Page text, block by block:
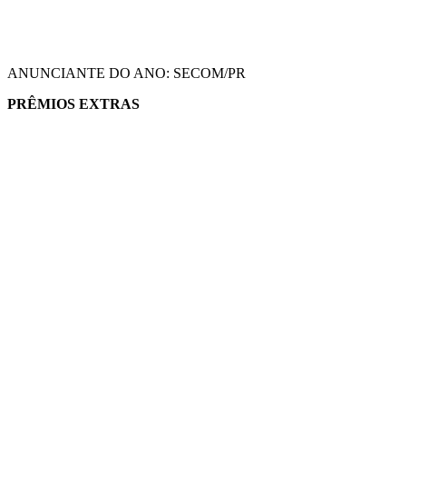
ANUNCIANTE DO ANO: SECOM/PR
PRÊMIOS EXTRAS